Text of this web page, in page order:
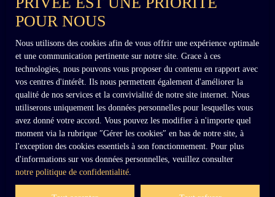
+33 (0)6 02 27 54 27
contact@dennielimmobilier.fr
POUR NOUS
Nous utilisons des cookies afin de vous offrir une expérience optimale
et une communication pertinente sur notre site. Grace à ces
technologies, nous pouvons vous proposer du contenu en rapport avec
vos centres d'intérêt. Ils nous permettent également d'améliorer la
qualité de nos services et la convivialité de notre site internet. Nous
utiliserons uniquement les données personnelles pour lesquelles vous
avez donné votre accord. Vous pouvez les modifier à n'importe quel
moment via la rubrique ″Gérer les cookies″ en bas de notre site, à
l'exception des cookies essentiels à son fonctionnement. Pour plus
d'informations sur vos données personnelles, veuillez consulter
notre politique de confidentialité.